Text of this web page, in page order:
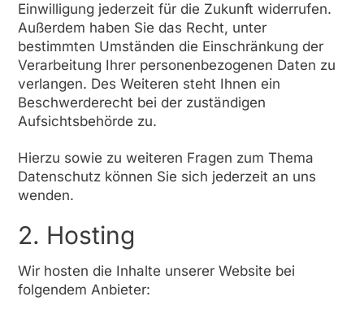
Einwilligung jederzeit für die Zukunft widerrufen.
Außerdem haben Sie das Recht, unter
bestimmten Umständen die Einschränkung der
Verarbeitung Ihrer personenbezogenen Daten zu
verlangen. Des Weiteren steht Ihnen ein
Beschwerderecht bei der zuständigen
Aufsichtsbehörde zu.
Hierzu sowie zu weiteren Fragen zum Thema
Datenschutz können Sie sich jederzeit an uns
wenden.
2. Hosting
Wir hosten die Inhalte unserer Website bei
folgendem Anbieter: